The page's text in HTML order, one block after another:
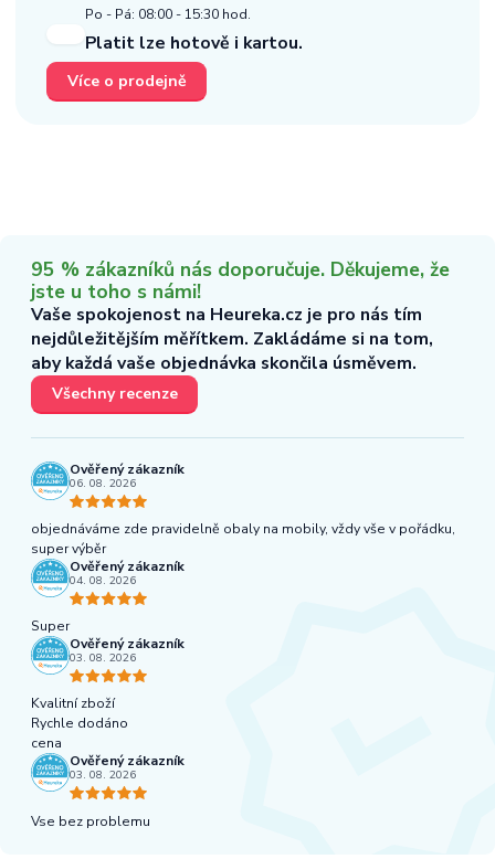
Po - Pá: 08:00 - 15:30 hod.
Platit lze hotově i kartou.
Více o prodejně
95 % zákazníků nás doporučuje. Děkujeme, že
jste u toho s námi!
Vaše spokojenost na Heureka.cz je pro nás tím
nejdůležitějším měřítkem. Zakládáme si na tom,
aby každá vaše objednávka skončila úsměvem.
Všechny recenze
Ověřený zákazník
06. 08. 2026
objednáváme zde pravidelně obaly na mobily, vždy vše v pořádku,
super výběr
Ověřený zákazník
04. 08. 2026
Super
Ověřený zákazník
03. 08. 2026
Kvalitní zboží
Rychle dodáno
cena
Ověřený zákazník
03. 08. 2026
Vse bez problemu